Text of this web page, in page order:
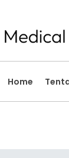
Home